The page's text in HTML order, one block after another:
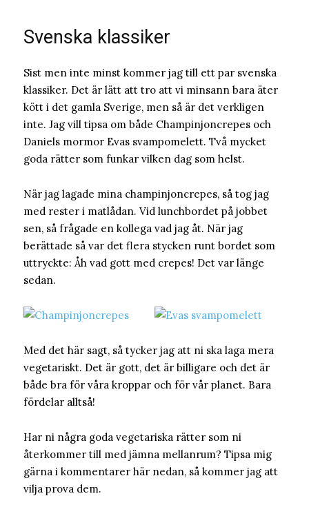
Svenska klassiker
Sist men inte minst kommer jag till ett par svenska
klassiker. Det är lätt att tro att vi minsann bara äter
kött i det gamla Sverige, men så är det verkligen
inte. Jag vill tipsa om både Champinjoncrepes och
Daniels mormor Evas svampomelett. Två mycket
goda rätter som funkar vilken dag som helst.
När jag lagade mina champinjoncrepes, så tog jag
med rester i matlådan. Vid lunchbordet på jobbet
sen, så frågade en kollega vad jag åt. När jag
berättade så var det flera stycken runt bordet som
uttryckte: Åh vad gott med crepes! Det var länge
sedan.
Med det här sagt, så tycker jag att ni ska laga mera
vegetariskt. Det är gott, det är billigare och det är
både bra för våra kroppar och för vår planet. Bara
fördelar alltså!
Har ni några goda vegetariska rätter som ni
återkommer till med jämna mellanrum? Tipsa mig
gärna i kommentarer här nedan, så kommer jag att
vilja prova dem.